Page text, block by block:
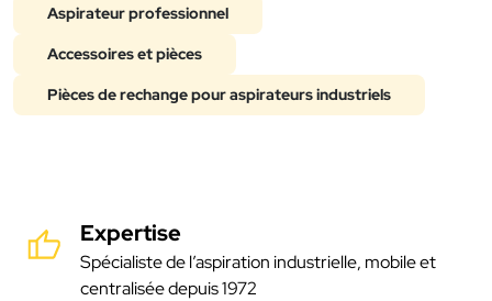
Aspirateur professionnel
Accessoires et pièces
Pièces de rechange pour aspirateurs industriels
Expertise
Spécialiste de l’aspiration industrielle, mobile et
centralisée depuis 1972